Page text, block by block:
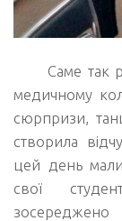
Саме так
медичному
сюрпризи,
створила
цей день
свої